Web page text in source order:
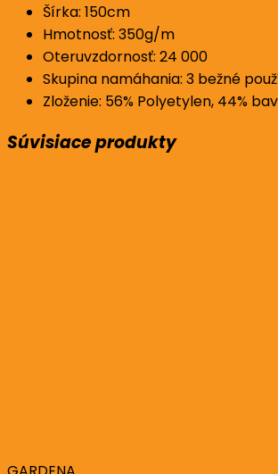
Šírka: 150cm
Hmotnosť: 350g/m
Oteruvzdornosť: 24 000
Skupina namáhania: 3 bežné
Zloženie: 56% Polyetylen, 44%
Súvisiace produkty